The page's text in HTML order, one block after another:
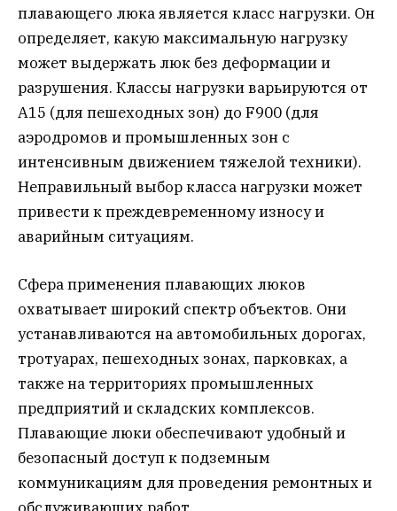
плавающего люка является класс нагрузки. Он
определяет, какую максимальную нагрузку
может выдержать люк без деформации и
разрушения. Классы нагрузки варьируются от
A15 (для пешеходных зон) до F900 (для
аэродромов и промышленных зон с
интенсивным движением тяжелой техники).
Неправильный выбор класса нагрузки может
привести к преждевременному износу и
аварийным ситуациям.
Сфера применения плавающих люков
охватывает широкий спектр объектов. Они
устанавливаются на автомобильных дорогах,
тротуарах, пешеходных зонах, парковках, а
также на территориях промышленных
предприятий и складских комплексов.
Плавающие люки обеспечивают удобный и
безопасный доступ к подземным
коммуникациям для проведения ремонтных и